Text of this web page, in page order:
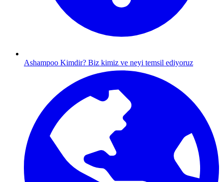
Ashampoo Kimdir? Biz kimiz ve neyi temsil ediyoruz